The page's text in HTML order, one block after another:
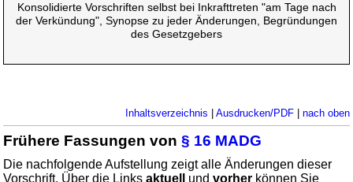
Konsolidierte Vorschriften selbst bei Inkrafttreten "am Tage nach
der Verkündung", Synopse zu jeder Änderungen, Begründungen
des Gesetzgebers
Inhaltsverzeichnis Ausdrucken/PDF| nach oben
Frühere Fassungen von§ 16 MADG
Die nachfolgende Aufstellung zeigt alle Änderungen dieser
Vorschrift. Über die Linksaktuell undvorher können Sie